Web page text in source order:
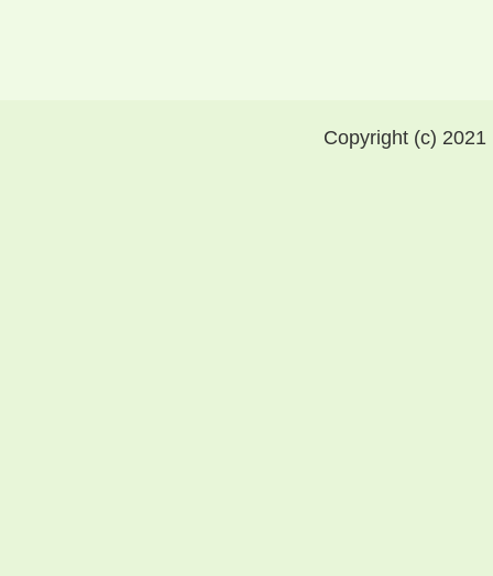
Copyright (c)